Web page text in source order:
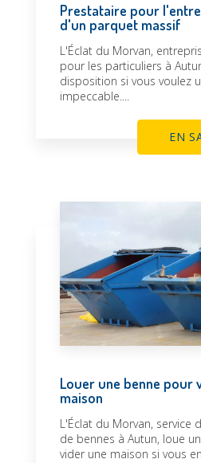
Prestataire pour
d'un parquet massif
L'Éclat du Morvan,
pour les particuliers à
disposition si vous voulez
impeccable....
EN
Louer une benne pour
maison
L'Éclat du Morvan, service
de bennes à Autun, loue
vider une maison si vous